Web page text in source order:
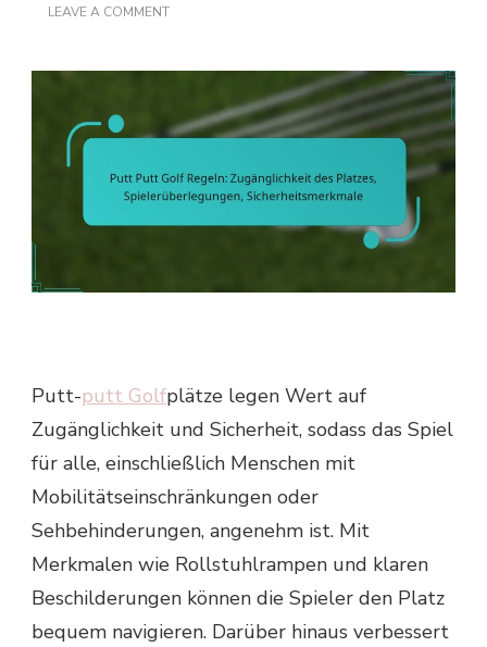
LEAVE A COMMENTON
ZUGÄNGLICHKEIT
DES
PLATZES,
SICHERHEITSMERKMALE
Putt-putt Golfplätze legen Wert auf
Zugänglichkeit und Sicherheit, sodass das Spiel
für alle, einschließlich Menschen mit
Mobilitätseinschränkungen oder
Sehbehinderungen, angenehm ist. Mit
Merkmalen wie Rollstuhlrampen und klaren
Beschilderungen können die Spieler den Platz
bequem navigieren. Darüber hinaus verbessert